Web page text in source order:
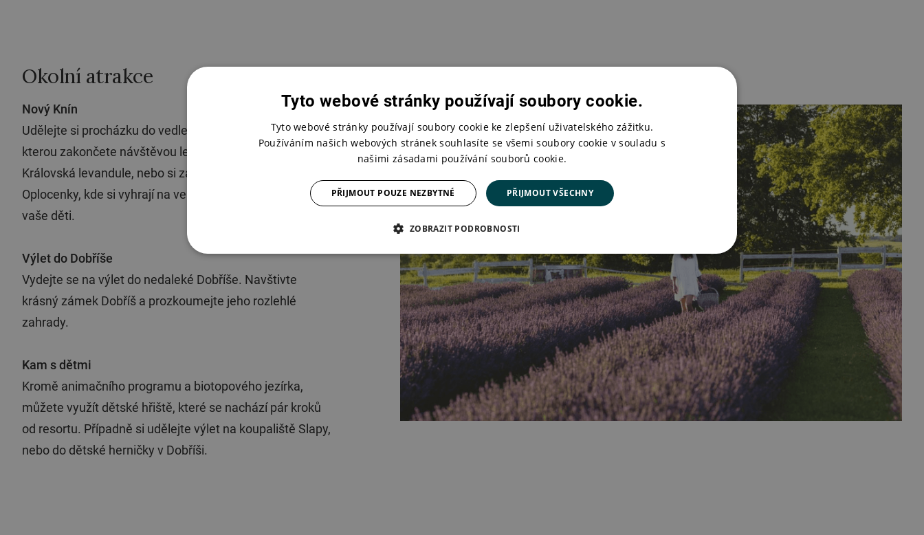
Okolní atrakce
Nový Knín
Udělejte si procházku do vedlejšího městečka Nový Knín,
kterou zakončete návštěvou levandulové farmy
Královská levandule, nebo si zajeďte na tenis do
Oplocenky, kde si vyhrají na velkém dřevěném hřišti i
vaše děti.
Výlet do Dobříše
Vydejte se na výlet do nedaleké Dobříše. Navštivte
krásný zámek Dobříš a prozkoumejte jeho rozlehlé
zahrady.
Kam s dětmi
Kromě animačního programu a biotopového jezírka,
můžete využít dětské hřiště, které se nachází pár kroků
od resortu. Případně si udělejte výlet na koupaliště Slapy,
nebo do dětské herničky v Dobříši.
Tyto webové stránky používají soubory cookie.
Tyto webové stránky používají soubory cookie ke zlepšení uživatelského zážitku.
Používáním našich webových stránek souhlasíte se všemi soubory cookie v souladu s
našimi zásadami používání souborů cookie.
PŘIJMOUT VŠECHNY
PŘIJMOUT POUZE NEZBYTNÉ
ZOBRAZIT PODROBNOSTI